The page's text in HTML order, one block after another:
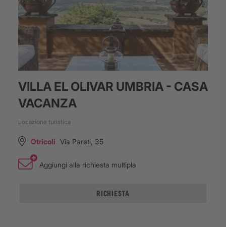
VILLA EL OLIVAR UMBRIA - CASA
VACANZA
Locazione turistica
Otricoli Via Pareti, 35
Aggiungi alla richiesta multipla
RICHIESTA